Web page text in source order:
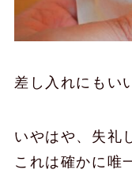
差し入れにもい
いやはや、失礼
これは確かに唯